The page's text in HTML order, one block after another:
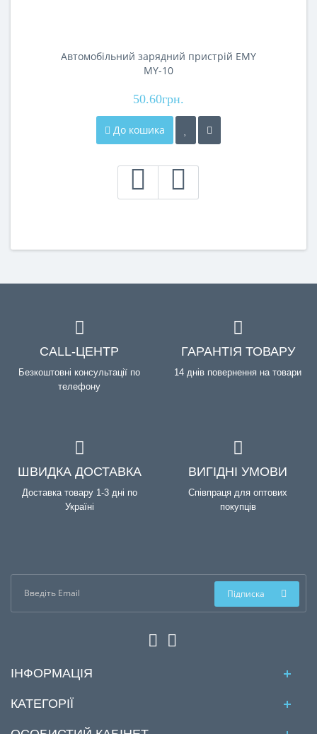
Автомобільний зарядний пристрій EMY
MY-10
50.60грн.
До кошика
CALL-ЦЕНТР
Безкоштовні консультації по
телефону
ГАРАНТІЯ ТОВАРУ
14 днів повернення на товари
ШВИДКА ДОСТАВКА
Доставка товару 1-3 дні по
Україні
ВИГІДНІ УМОВИ
Співпраця для оптових
покупців
Підписка
ІНФОРМАЦІЯ
КАТЕГОРІЇ